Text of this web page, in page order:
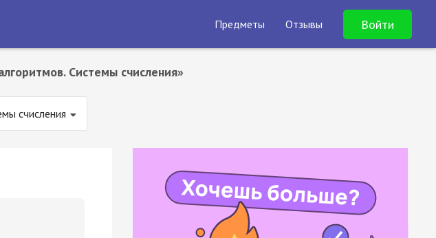
Предметы Отзывы Войти
Системы счисления»
счисления